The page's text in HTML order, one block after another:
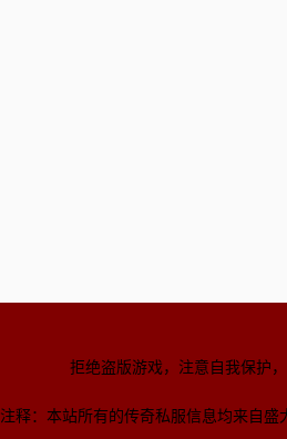
拒绝盗版游戏，注意自我保护
注释：本站所有的传奇私服信息均来自